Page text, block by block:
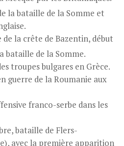
la bataille de la Somme et
la crête de Bazentin, début
bataille de la Somme.
troupes bulgares en Grèce.
guerre de la Roumanie aux
franco-serbe dans les
bataille de Flers-
avec la première apparition